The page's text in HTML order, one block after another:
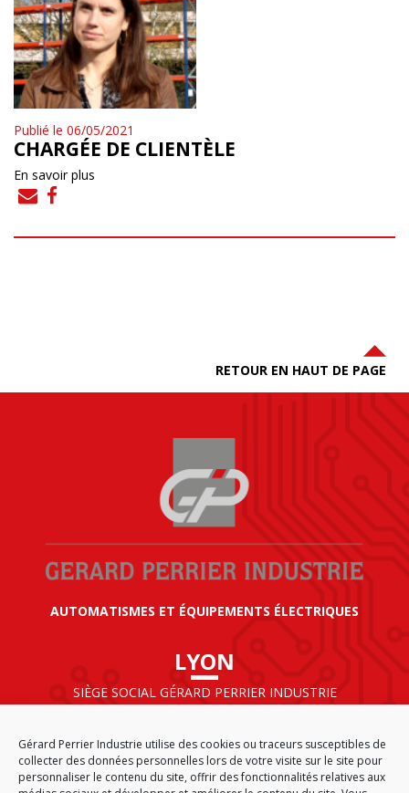
Gérard Perrier Industrie utilise des cookies ou traceurs susceptibles de
collecter des données personnelles lors de votre visite sur le site pour
personnaliser le contenu du site, offrir des fonctionnalités relatives aux
Publié le 06/05/2021
CHARGÉE DE CLIENTÈLE
En savoir plus
RETOUR EN HAUT DE PAGE
AUTOMATISMES ET ÉQUIPEMENTS ÉLECTRIQUES
LYON
SIÈGE SOCIAL GÉRARD PERRIER INDUSTRIE
69125 LYON AÉROPORT SAINT EXUPÉRY
FRANCE